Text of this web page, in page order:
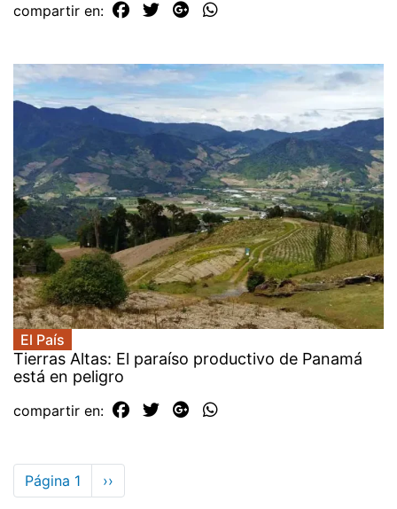
compartir en:
El País
Tierras Altas: El paraíso productivo de Panamá
está en peligro
compartir en:
Paginación
Página 1
Siguiente
página
››